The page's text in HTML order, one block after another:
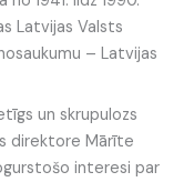
Latvijas Valsts
– Latvijas
un skrupulozs
direktore Mārīte
interesi par